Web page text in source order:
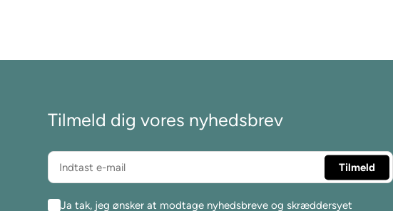
Tilmeld dig vores nyhedsbrev
Ja tak, jeg ønsker at modtage nyhedsbreve og skræddersyet